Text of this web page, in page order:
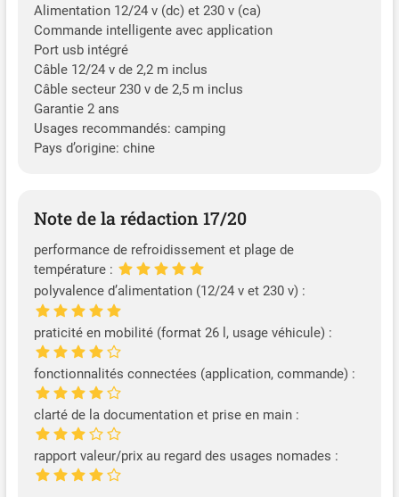
Alimentation 12/24 v (dc) et 230 v (ca)
Commande intelligente avec application
Port usb intégré
Câble 12/24 v de 2,2 m inclus
Câble secteur 230 v de 2,5 m inclus
Garantie 2 ans
Usages recommandés: camping
Pays d’origine: chine
Note de la rédaction 17/20
performance de refroidissement et plage de
température :
polyvalence d’alimentation (12/24 v et 230 v) :
praticité en mobilité (format 26 l, usage véhicule) :
fonctionnalités connectées (application, commande) :
clarté de la documentation et prise en main :
rapport valeur/prix au regard des usages nomades :